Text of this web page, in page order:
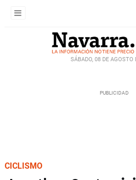
SÁBADO, 08 DE AGOSTO
CICLISMO